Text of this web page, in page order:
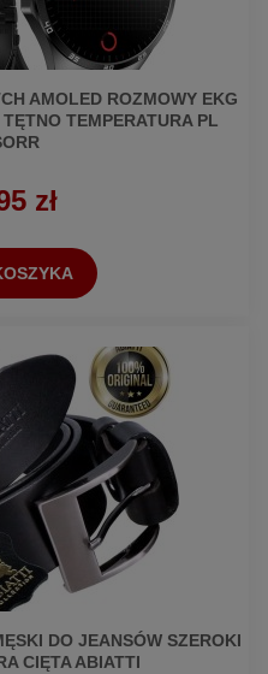
AMOLED ROZMOWY EKG
TEMPERATURA PL
zł
DO JEANSÓW SZEROKI
CIĘTA ABIATTI